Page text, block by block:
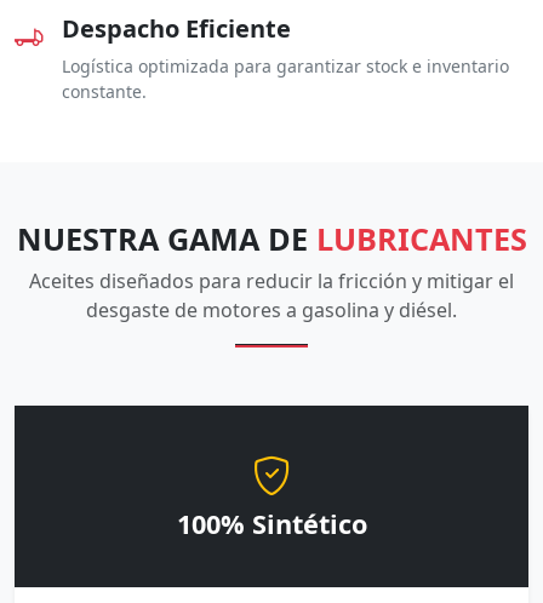
Despacho Eficiente
Logística optimizada para garantizar stock e inventario
constante.
NUESTRA GAMA DE LUBRICANTES
Aceites diseñados para reducir la fricción y mitigar el
desgaste de motores a gasolina y diésel.
100% Sintético